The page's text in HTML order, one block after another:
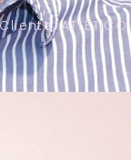
ATLÉTICO